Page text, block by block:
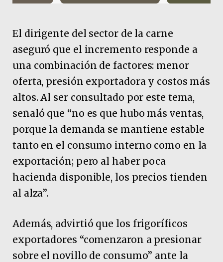
El dirigente del sector de la carne
aseguró que el incremento responde a
una combinación de factores: menor
oferta, presión exportadora y costos más
altos. Al ser consultado por este tema,
señaló que “no es que hubo más ventas,
porque la demanda se mantiene estable
tanto en el consumo interno como en la
exportación; pero al haber poca
hacienda disponible, los precios tienden
al alza”.
Además, advirtió que los frigoríficos
exportadores “comenzaron a presionar
sobre el novillo de consumo” ante la